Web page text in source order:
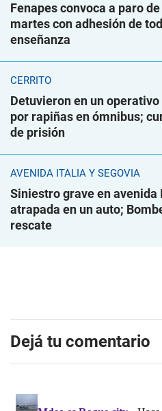
Fenapes convoca a paro
martes con adhesión de
enseñanza
CERRITO
Detuvieron en un
por rapiñas en ómnibus;
de prisión
AVENIDA ITALIA Y SEGOVIA
Siniestro grave en avenida
atrapada en un auto;
rescate
Dejá tu comentario